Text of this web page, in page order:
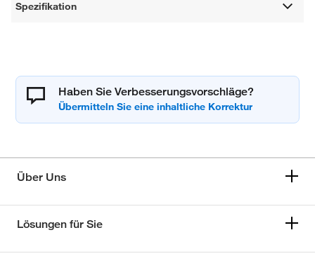
Spezifikation
Haben Sie Verbesserungsvorschläge?
Über Uns
Lösungen für Sie